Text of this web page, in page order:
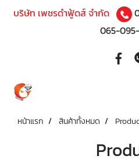
บริษัท เพชรดำฟู้ดส์ จำกัด
065-
หน้าแรก สินค้าทั้งหมด